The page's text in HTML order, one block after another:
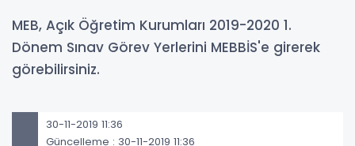
MEB, Açık Öğretim Kurumları 2019-2020 1.
Dönem Sınav Görev Yerlerini MEBBİS'e girerek
görebilirsiniz.
30-11-2019 11:36
Güncelleme : 30-11-2019 11:36